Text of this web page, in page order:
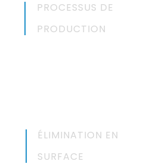
PROCESSUS DE
PRODUCTION
ÉLIMINATION EN
SURFACE